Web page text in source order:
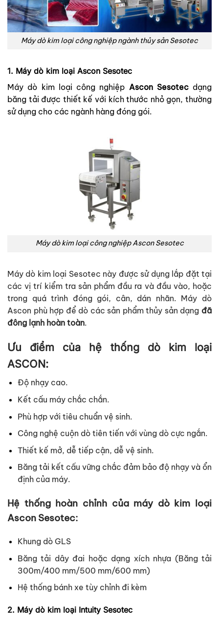
Máy dò kim loại công nghiệp ngành thủy sản Sesotec
1. Máy dò kim loại Ascon Sesotec
Máy dò kim loại công nghiệp Ascon Sesotecdạng
băng tải được thiết kế với kích thước nhỏ gọn, thường
sử dụng cho các ngành hàng đóng gói.
Máy dò kim loại công nghiệp Ascon Sesotec
Máy dò kim loại Sesotec này được sử dụng lắp đặt tại
các vị trí kiểm tra sản phẩm đầu ra và đầu vào, hoặc
trong quá trình đóng gói, cân, dán nhãn. Máy dò
Ascon phù hợp để dò các sản phẩm thủy sản dạng đã
đông lạnh hoàn toàn.
Ưu điểm của hệ thống dò kim loại
ASCON:
Độ nhạy cao.
Kết cấu máy chắc chắn.
Phù hợp với tiêu chuẩn vệ sinh.
Công nghệ cuộn dò tiên tiến với vùng dò cực ngắn.
Thiết kế mở, dễ tiếp cận, dễ vệ sinh.
Băng tải kết cấu vững chắc đảm bảo độ nhạy và ổn
định của máy.
Hệ thống hoàn chỉnh của máy dò kim loại
Ascon Sesotec:
Khung dò GLS
Băng tải dây đai hoặc dạng xích nhựa (Băng tải
300m/400 mm/500 mm/600 mm)
Hệ thống bánh xe tùy chỉnh đi kèm
2. Máy dò kim loại Intuity Sesotec